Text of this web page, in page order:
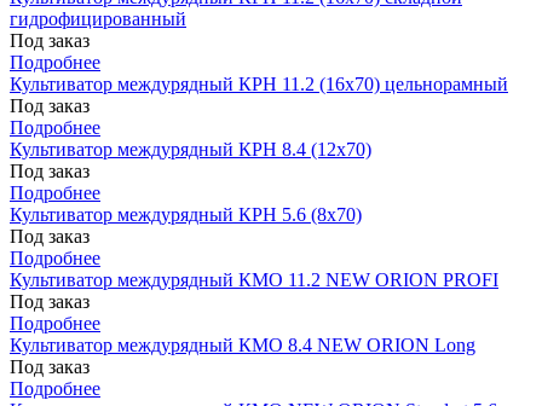
гидрофицированный
Под заказ
Подробнее
Культиватор междурядный КРН 11.2 (16х70) цельнорамный
Под заказ
Подробнее
Культиватор междурядный КРН 8.4 (12х70)
Под заказ
Подробнее
Культиватор междурядный КРН 5.6 (8х70)
Под заказ
Подробнее
Культиватор междурядный КМО 11.2 NEW ORION PROFI
Под заказ
Подробнее
Культиватор междурядный КМО 8.4 NEW ORION Long
Под заказ
Подробнее